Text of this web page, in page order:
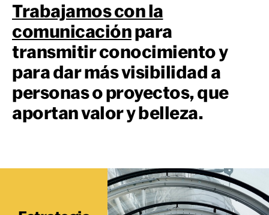
Trabajamos con la
comunicaciónpara
transmitir conocimiento y
para dar más visibilidad a
personas o proyectos, que
aportan valor y belleza.